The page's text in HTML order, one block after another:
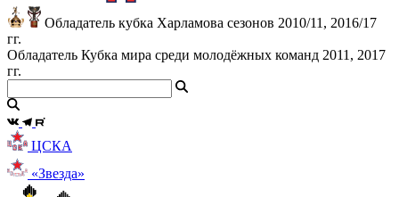
Обладатель кубка Харламова сезонов 2010/11, 2016/17
гг.
Обладатель Кубка мира среди молодёжных команд 2011, 2017
гг.
ЦСКА
«Звезда»